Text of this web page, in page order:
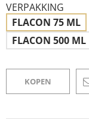
VERPAKKING
FLACON 75 ML
FLACON 500 ML
KOPEN